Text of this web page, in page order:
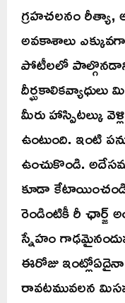
గ్రహచలనం రీత్యా,
అవకాశాలు
పోటీలలో
మీరు హాస్పిటల్కు
ఉంటుంది. ఇంటి
ఉంచుకొండి.
కూడా
రెండింటికీ రీ ఛార్జ్
స్నేహం
ఈరోజు
రావటమువలన